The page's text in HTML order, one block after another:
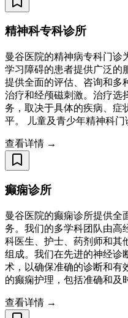
精神科专科诊所
曼谷医院的精神病专科门诊
学习障碍的患者提供广泛的
提供全面的评估、咨询和多
治疗和经颅磁刺激。治疗选
务，取决于具体的疾病、症
平。 儿童及青少年精神科门
查看详情 →
癫痫诊所
曼谷医院的癫痫诊所提供全
务。我们的多学科团队由高
科医生、护士、药剂师和其
组成。我们在先进的神经诊
术，以确保准确的诊断和有
的癫痫护理，包括准确和及
查看详情 →